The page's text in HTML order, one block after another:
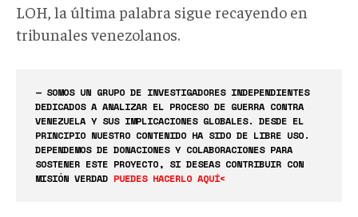
LOH, la última palabra sigue recayendo en
tribunales venezolanos.
— SOMOS UN GRUPO DE INVESTIGADORES INDEPENDIENTES
DEDICADOS A ANALIZAR EL PROCESO DE GUERRA CONTRA
VENEZUELA Y SUS IMPLICACIONES GLOBALES. DESDE EL
PRINCIPIO NUESTRO CONTENIDO HA SIDO DE LIBRE USO.
DEPENDEMOS DE DONACIONES Y COLABORACIONES PARA
SOSTENER ESTE PROYECTO, SI DESEAS CONTRIBUIR CON
MISIÓN VERDAD PUEDES HACERLO AQUÍ<